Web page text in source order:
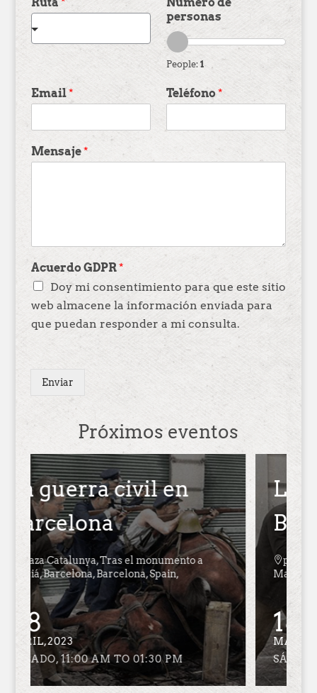
personas
People: 1
Email* Teléfono*
Mensaje*
Acuerdo GDPR*
Doy mi consentimiento para que este sitio
web almacene la información enviada para
que puedan responder a mi consulta.
Enviar
Próximos eventos
La guerra civil en
Barcelona
plaza Catalunya, Tras el monumento a
Maciá, Barcelona, Barcelona, Spain,
18
MARZO,2023
SÁBADO, 11:00 AM TO 01:30 PM